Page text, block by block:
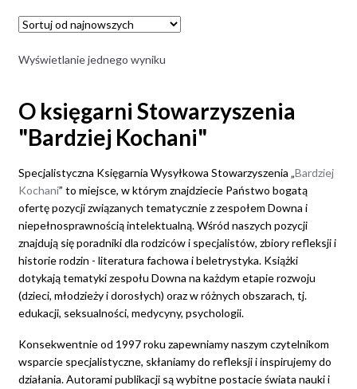
Wyświetlanie jednego wyniku
O księgarni Stowarzyszenia
"Bardziej Kochani"
Specjalistyczna Księgarnia Wysyłkowa Stowarzyszenia „Bardziej
Kochani” to miejsce, w którym znajdziecie Państwo bogatą
ofertę pozycji związanych tematycznie z zespołem Downa i
niepełnosprawnością intelektualną. Wśród naszych pozycji
znajdują się poradniki dla rodziców i specjalistów, zbiory refleksji i
historie rodzin - literatura fachowa i beletrystyka. Książki
dotykają tematyki zespołu Downa na każdym etapie rozwoju
(dzieci, młodzieży i dorosłych) oraz w różnych obszarach, tj.
edukacji, seksualności, medycyny, psychologii.
Konsekwentnie od 1997 roku zapewniamy naszym czytelnikom
wsparcie specjalistyczne, skłaniamy do refleksji i inspirujemy do
działania. Autorami publikacji są wybitne postacie świata nauki i